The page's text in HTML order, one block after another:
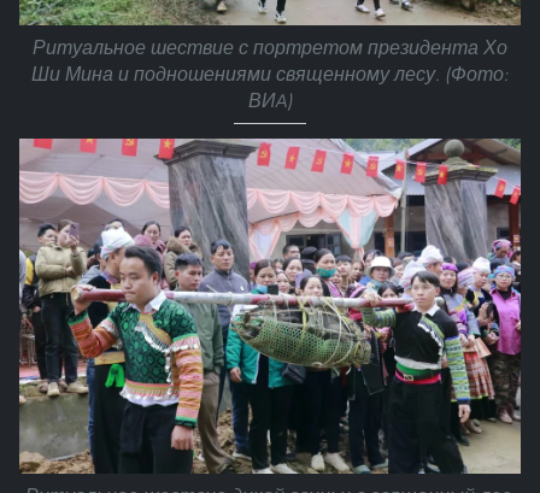
Ритуальное шествие с портретом президента Хо
Ши Мина и подношениями священному лесу. (Фото:
ВИA)